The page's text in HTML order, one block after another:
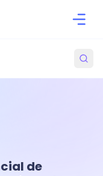
de